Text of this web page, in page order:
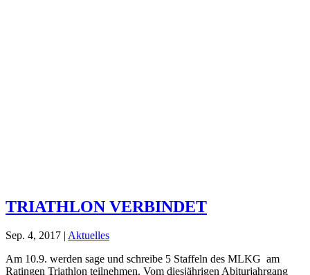
TRIATHLON VERBINDET
Sep. 4, 2017 | Aktuelles
Am 10.9. werden sage und schreibe 5 Staffeln des MLKG am
Ratingen Triathlon teilnehmen. Vom diesjährigen Abiturjahrgang